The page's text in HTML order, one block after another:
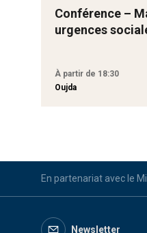
Conférence –
urgences
À partir de 18:30
Oujda
En partenariat avec le
Newsletter